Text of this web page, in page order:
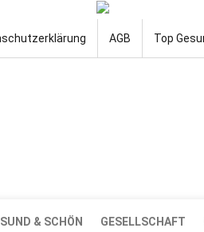
AGB Top
& SCHÖN GESELLSCHAFT